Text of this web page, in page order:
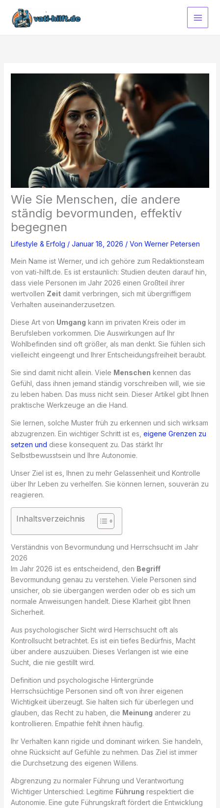
Inhalt
springen
Wie Sie Menschen, die andere
ständig bevormunden, effektiv
begegnen
Lifestyle & Erfolg / Januar 18, 2026 / Von Werner Petersen
Mein Name ist Werner, und ich gehöre zum Redaktionsteam
von vati-hilft.de. Es ist erstaunlich: Studien deuten darauf hin,
dass viele Personen im Jahr 2026 einen Großteil ihrer
wertvollen Zeitdamit verbringen, sich mit übergriffigem
Verhalten auseinanderzusetzen.
Diese Art von Umgang kann im privaten Kreis oder im
Berufsleben vorkommen. Die Auswirkungen auf Ihr
Wohlbefinden sind oft größer, als man denkt. Sie fühlen sich
vielleicht eingeengt und Ihrer Entscheidungsfreiheit beraubt.
Sie sind damit nicht allein. Viele Menschen kennen das
Gefühl, dass ihnen jemand ständig vorschreiben will, wie sie
zu leben haben. Das muss nicht sein. Dieser Artikel gibt Ihnen
praktische Werkzeuge an die Hand.
Sie lernen, solche Muster früh zu erkennen und sich wirksam
abzugrenzen. Ein wichtiger Schritt ist es, eigene Grenzen zu
setzen und diese konsequent zu. Das stärkt Ihr
Selbstbewusstsein und Ihre Autonomie.
Unser Ziel ist es, Ihnen zu mehr Gelassenheit und Kontrolle
über Ihr Leben zu verhelfen. Sie können lernen, souverän zu
reagieren.
Inhaltsverzeichnis
Verständnis von Bevormundung und Herrschsucht im Jahr
2026
Im Jahr 2026 ist es entscheidend, den Begriff
Bevormundung genau zu verstehen. Viele Personen sind
unsicher, ob sie übergangen werden oder ob es sich um
normale Anweisungen handelt. Diese Klarheit gibt Ihnen
Sicherheit.
Aus psychologischer Sicht wird Herrschsucht oft als
Kontrollsucht betrachtet. Es ist ein tiefes Bedürfnis, Macht
über andere auszuüben. Dieses Verlangen ist wie eine
Sucht, die nie gestillt wird.
Definition und psychologische Hintergründe
Herrschsüchtige Personen sind oft von ihrer eigenen
Wichtigkeit überzeugt. Sie halten sich für überlegen und
glauben, das Recht zu haben, die Meinung anderer zu
kontrollieren. Empathie fehlt ihnen häufig.
Ihr Verhalten kann rigide und dominant wirken. Sie handeln,
ohne Rücksicht auf Gefühle zu nehmen. Das Ziel ist immer
die Durchsetzung des eigenen Willens.
Abgrenzung zu normaler Führung und Verantwortung
Wichtiger Unterschied: Legitime Führung respektiert die
Autonomie. Eine gute Führungskraft fördert die Entwicklung